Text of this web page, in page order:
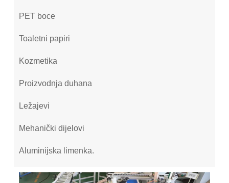
PET boce
Toaletni papiri
Kozmetika
Proizvodnja duhana
Ležajevi
Mehanički dijelovi
Aluminijska limenka.